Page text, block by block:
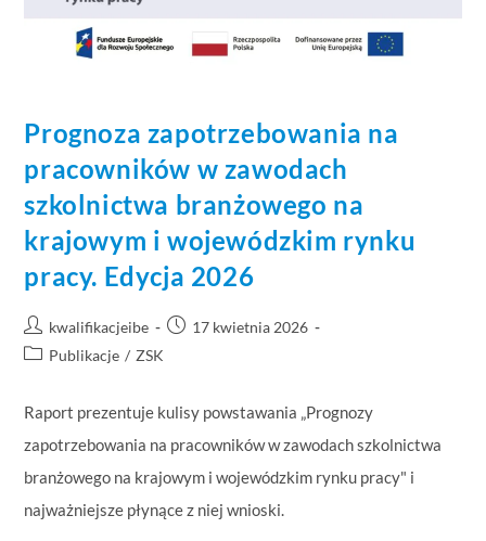
Prognoza zapotrzebowania na
pracowników w zawodach
szkolnictwa branżowego na
krajowym i wojewódzkim rynku
pracy. Edycja 2026
kwalifikacjeibe
17 kwietnia 2026
Publikacje / ZSK
Raport prezentuje kulisy powstawania „Prognozy
zapotrzebowania na pracowników w zawodach szkolnictwa
branżowego na krajowym i wojewódzkim rynku pracy" i
najważniejsze płynące z niej wnioski.